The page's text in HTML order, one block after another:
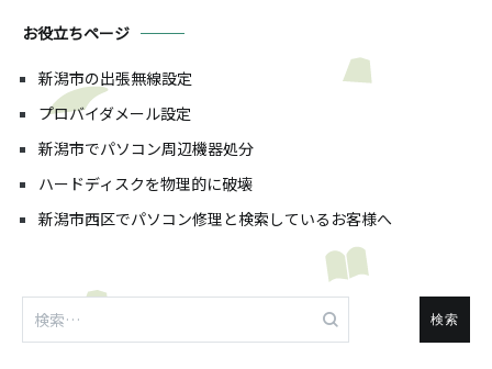
お役立ちページ
新潟市の出張無線設定
プロバイダメール設定
新潟市でパソコン周辺機器処分
ハードディスクを物理的に破壊
新潟市西区でパソコン修理と検索しているお客様へ
検
索: